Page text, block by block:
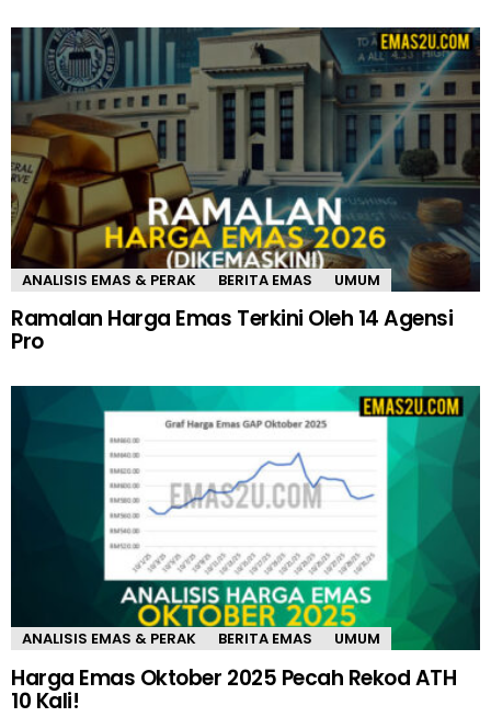
ANALISIS EMAS & PERAK BERITA EMAS UMUM
Ramalan Harga Emas Terkini Oleh 14 Agensi
Pro
ANALISIS EMAS & PERAK BERITA EMAS UMUM
Harga Emas Oktober 2025 Pecah Rekod ATH
10 Kali!